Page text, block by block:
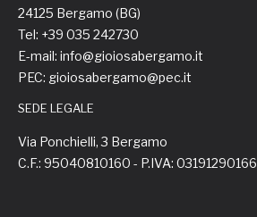
24125 Bergamo (BG)
Tel: +39 035 242730
E-mail: info@gioiosabergamo.it
PEC: gioiosabergamo@pec.it
SEDE LEGALE
Via Ponchielli, 3 Bergamo
C.F.: 95040810160 - P.IVA: 03191290166